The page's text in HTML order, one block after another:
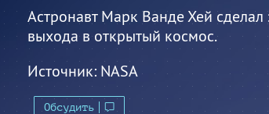
Астронавт Марк Ванде Хей
выхода в открытый космос.
Источник: NASA
Обсудить